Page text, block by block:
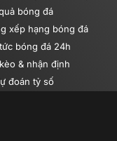
bóng đá
xếp hạng bóng đá
bóng đá 24h
& nhận định
đoán tỷ số